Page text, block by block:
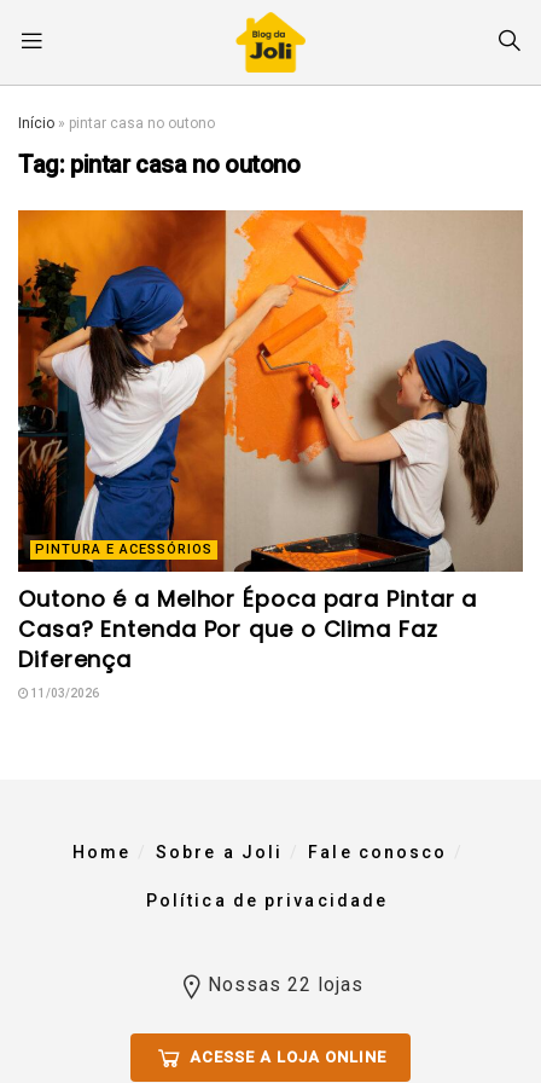
Início » pintar casa no outono
Tag: pintar casa no outono
PINTURA E ACESSÓRIOS
Outono é a Melhor Época para Pintar a
Casa? Entenda Por que o Clima Faz
Diferença
11/03/2026
Home Sobre a Joli Fale conosco
Política de privacidade
Nossas 22 lojas
ACESSE A LOJA ONLINE